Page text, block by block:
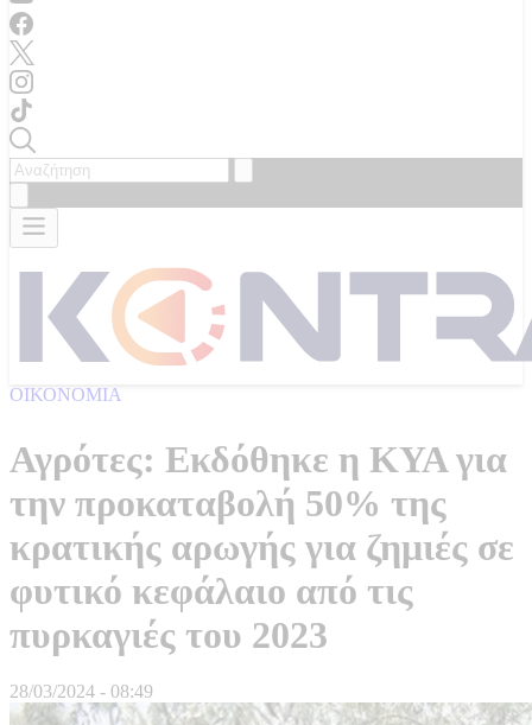
ΟΙΚΟΝΟΜΙΑ
Αγρότες: Εκδόθηκε η ΚΥΑ για
την προκαταβολή 50% της
κρατικής αρωγής για ζημιές σε
φυτικό κεφάλαιο από τις
πυρκαγιές του 2023
28/03/2024 - 08:49